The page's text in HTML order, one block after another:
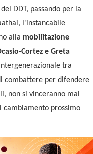
DDT, passando per la
l'instancabile
alla mobilitazione
Cortez e Greta
tra
combattere per difendere
non si vinceranno mai
prossimo